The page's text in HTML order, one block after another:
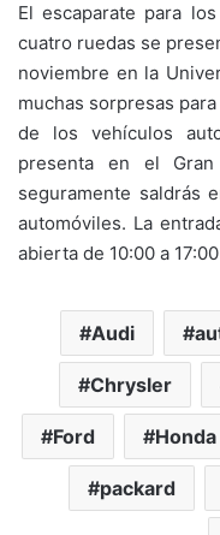
El escaparate para
cuatro ruedas se
noviembre en la
muchas sorpresas
de los vehículos
presenta en el
seguramente saldrás
automóviles. La
abierta de 10:00 a
Audi
Chrysler
Ford Honda
packard